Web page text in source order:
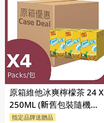
原箱維他冰爽檸檬茶 24 X
250ML (新舊包裝隨機發
貨)
指定品牌送贈品